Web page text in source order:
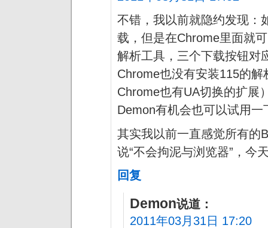
不错，我以前就隐约发现：
载，但是在Chrome里面就
解析工具，三个下载按钮对
Chrome也没有安装115的
Chrome也有UA切换的扩展
Demon有机会也可以试用一
其实我以前一直感觉所有的
说“不会拘泥与浏览器”，今
回复
Demon说道：
2011年03月31日 17:20